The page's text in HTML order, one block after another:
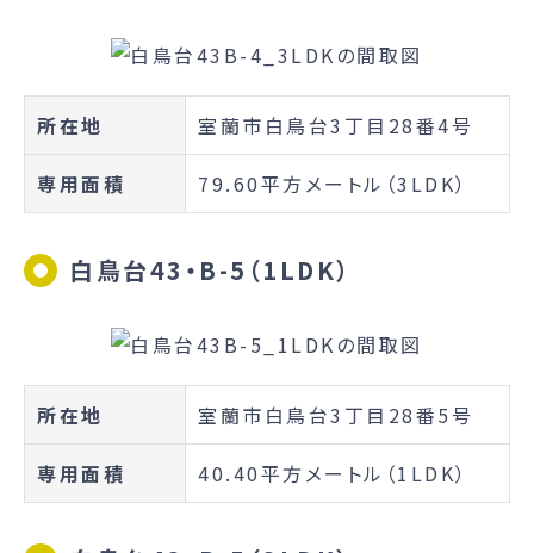
所在地 室蘭市白鳥台3丁目28番4号
専用面積 79.60平方メートル（3LDK）
白鳥台43・B-5（1LDK）
所在地 室蘭市白鳥台3丁目28番5号
専用面積 40.40平方メートル（1LDK）